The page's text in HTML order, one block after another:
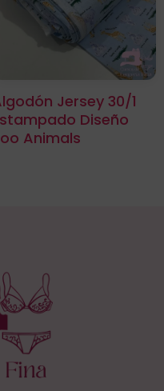
Jersey 30/1
Diseño
Animals